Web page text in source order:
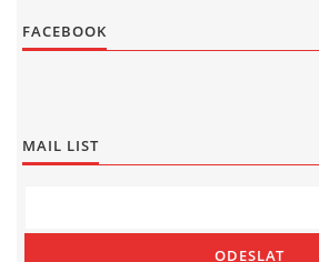
FACEBOOK
MAIL LIST